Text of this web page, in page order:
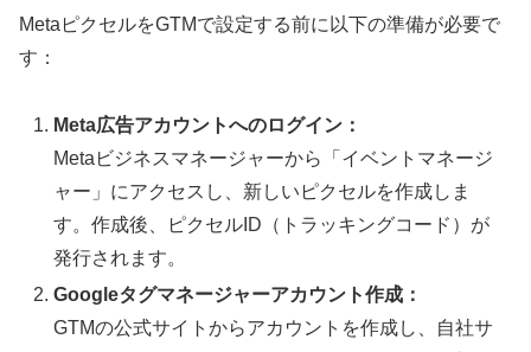
MetaピクセルをGTMで設定する前に以下の準備が必要で
す：
Meta広告アカウントへのログイン：
Metaビジネスマネージャーから「イベントマネージ
ャー」にアクセスし、新しいピクセルを作成しま
す。作成後、ピクセルID（トラッキングコード）が
発行されます。
Googleタグマネージャーアカウント作成：
GTMの公式サイトからアカウントを作成し、自社サ